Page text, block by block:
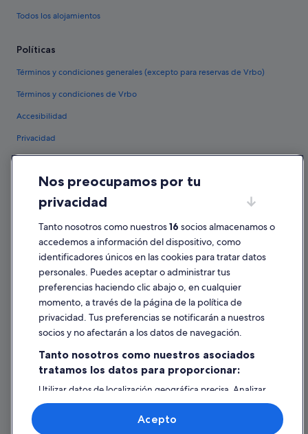
Todos los alojamientos
Políticas
Términos y condiciones generales (excepto para reservas de Vrbo)
Términos y condiciones de Vrbo
Accesibilidad
Privacidad
Condiciones de uso
Información legal/contacto
Pautas sobre el contenido y cómo denunciar contenido
Ayuda
Cancelar un vuelo
Cancelar una reserva de hotel o de un alquiler vacacional
Utilizar un cupón de Expedia
Documentos para viajes internacionales
Nos preocupamos por tu
privacidad
Tanto nosotros como nuestros16 socios almacenamos o
accedemos a información del dispositivo, como
identificadores únicos en las cookies para tratar datos
personales. Puedes aceptar o administrar tus
preferencias haciendo clic abajo o, en cualquier
momento, a través de la página de la política de
privacidad. Tus preferencias se notificarán a nuestros
socios y no afectarán a los datos de navegación.
Tanto nosotros como nuestros asociados
tratamos los datos para proporcionar:
Utilizar datos de localización geográfica precisa. Analizar
activamente las características del dispositivo para su
identificación. Almacenar la información en un dispositivo
y/o acceder a ella. Publicidad y contenido personalizados,
Acepto